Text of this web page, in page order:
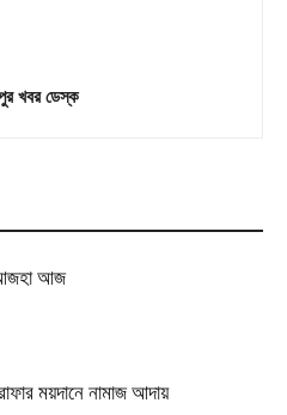
খবর ডেস্ক
আজ
ময়দানে নামাজ আদায়